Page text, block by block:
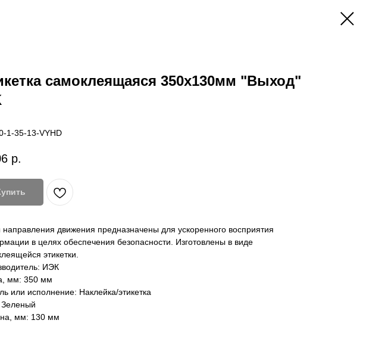
самоклеящаяся 350х130мм "Выход"
1-35-13-VYHD
р.
направления движения предназначены для ускоренного восприятия
в целях обеспечения безопасности. Изготовлены в виде
этикетки.
ИЭК
мм: 350 мм
или исполнение: Наклейка/этикетка
Зеленый
мм: 130 мм